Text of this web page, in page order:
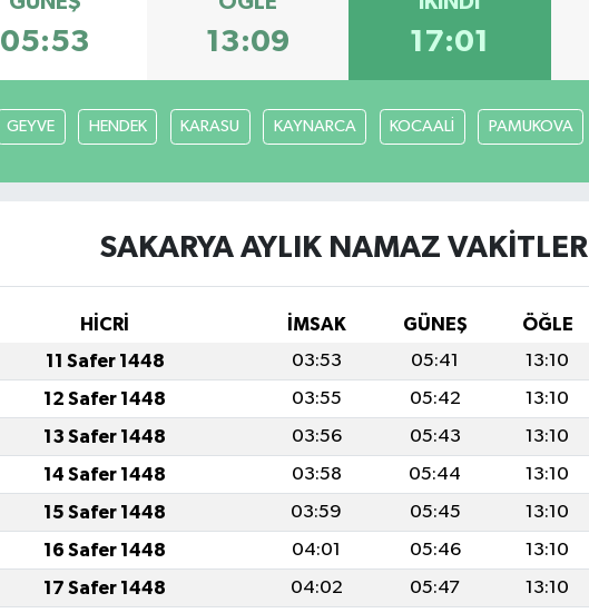
05:53 13:09 17:01
GEYVE HENDEK KARASU KAYNARCA KOCAALİ PAMUKOVA
SAKARYA AYLIK NAMAZ VAKITLERI
HİCRİ İMSAK GÜNEŞ ÖĞLE
11 Safer 1448 03:53 05:41 13:10
12 Safer 1448 03:55 05:42 13:10
13 Safer 1448 03:56 05:43 13:10
14 Safer 1448 03:58 05:44 13:10
15 Safer 1448 03:59 05:45 13:10
16 Safer 1448 04:01 05:46 13:10
17 Safer 1448 04:02 05:47 13:10